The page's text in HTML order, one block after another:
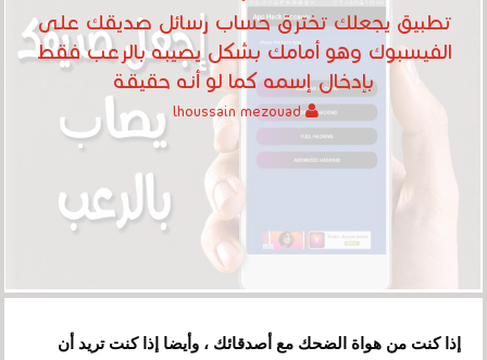
تطبيق يجعلك تخترق حساب رسائل صديقك على
الفيسبوك وهو أمامك بشكل يصيبه بالرعب فقط
بإدخال إسمه كما لو أنه حقيقة
lhoussain mezouad
إذا كنت من هواة الضحك مع أصدقائك ، وأيضا إذا كنت تريد أن